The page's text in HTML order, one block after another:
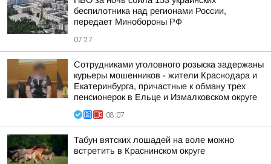
беспилотника над регионами России,
передает Минобороны РФ
07:27
Сотрудниками уголовного розыска задержаны
курьеры мошенников - жители Краснодара и
Екатеринбурга, причастные к обману трех
пенсионерок в Ельце и Измалковском округе
08:07
Табун вятских лошадей на воле можно
встретить в Краснинском округе